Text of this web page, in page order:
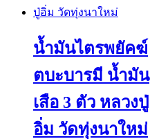
น้ำมันไตรพยัคฆ์
ตบะบารมี น้ำมัน
เสือ 3 ตัว หลวงปู่
อิ่ม วัดทุ่งนาใหม่